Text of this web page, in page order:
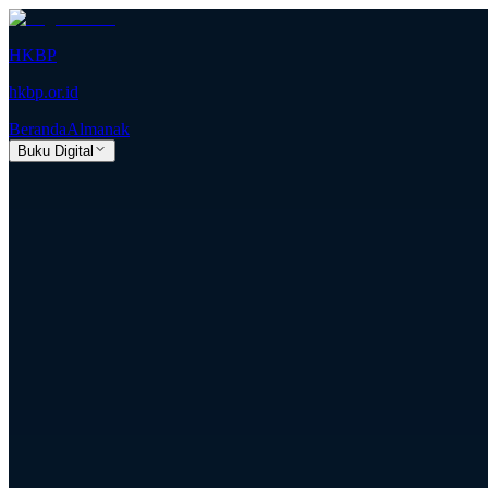
HKBP
hkbp.or.id
BerandaAlmanak
Buku Digital